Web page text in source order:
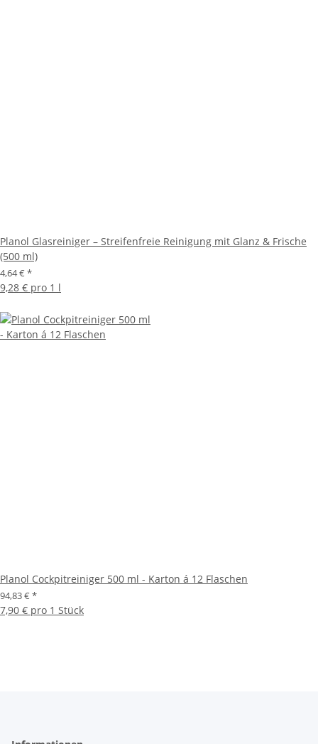
Planol Glasreiniger – Streifenfreie Reinigung mit Glanz & Frische
(500 ml)
4,64 € *
9,28 € pro 1 l
Planol Cockpitreiniger 500 ml - Karton á 12 Flaschen
94,83 € *
7,90 € pro 1 Stück